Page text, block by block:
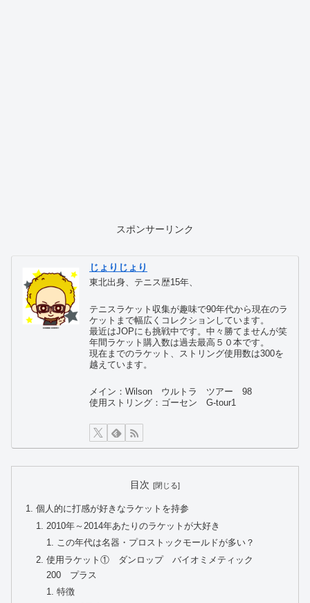
スポンサーリンク
じょりじょり
東北出身、テニス歴15年、
テニスラケット収集が趣味で90年代から現在のラ
ケットまで幅広くコレクションしています。
最近はJOPにも挑戦中です。中々勝てませんが笑
年間ラケット購入数は過去最高５０本です。
現在までのラケット、ストリング使用数は300を
越えています。
メイン：Wilson ウルトラ ツアー 98
使用ストリング：ゴーセン G-tour1
目次
個人的に打感が好きなラケットを持参
2010年～2014年あたりのラケットが大好き
この年代は名器・プロストックモールドが多い？
使用ラケット① ダンロップ バイオミメティック
200 プラス
特徴